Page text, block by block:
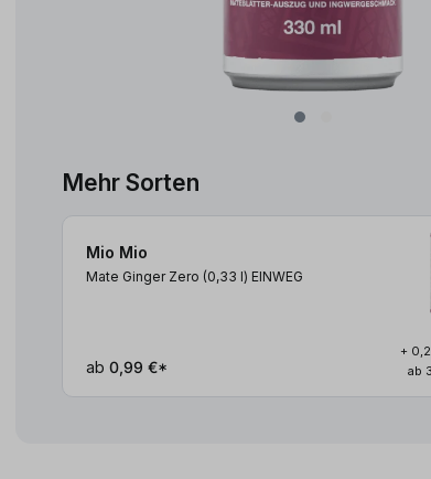
Mehr Sorten
Mio Mio
Mate Ginger Zero (0,33 l) EINWEG
ab 0,99 €*
+
ab